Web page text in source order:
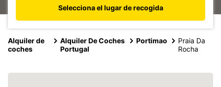
Selecciona el lugar de recogida
Alquiler de
coches
Alquiler De Coches
Portugal
Portimao
Praia Da
Rocha